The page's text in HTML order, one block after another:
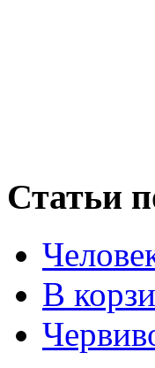
Статьи
В